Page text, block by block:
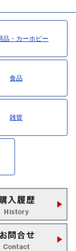
品・カーホビー
食品
雑貨